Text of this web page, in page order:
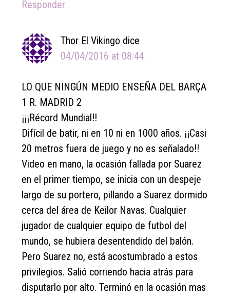
Responder
Thor El Vikingo dice
04/04/2016 at 08:44
LO QUE NINGÚN MEDIO ENSEÑA DEL BARÇA
1 R. MADRID 2
¡¡¡Récord Mundial!!
Difícil de batir, ni en 10 ni en 1000 años. ¡¡Casi
20 metros fuera de juego y no es señalado!!
Video en mano, la ocasión fallada por Suarez
en el primer tiempo, se inicia con un despeje
largo de su portero, pillando a Suarez dormido
cerca del área de Keilor Navas. Cualquier
jugador de cualquier equipo de futbol del
mundo, se hubiera desentendido del balón.
Pero Suarez no, está acostumbrado a estos
privilegios. Salió corriendo hacia atrás para
disputarlo por alto. Terminó en la ocasión mas